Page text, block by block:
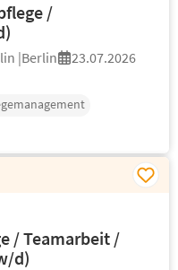
/
|Berlin
23.07.2026
/ Teamarbeit /
d)